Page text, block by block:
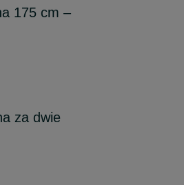
175 cm –
za dwie